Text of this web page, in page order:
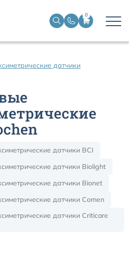
0
датчики
датчики BCI
датчики Biolight
датчики Bionet
датчики Comen
датчики Criticare
медицинские к мониторам
ИВЛ
ИВЛ